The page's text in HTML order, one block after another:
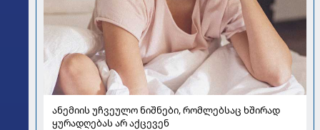
ანემიის უჩვეულო ნიშნები, რომლებსაც ხშირად
ყურადღებას არ აქცევენ